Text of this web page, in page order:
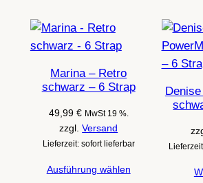
Marina – Retro
schwarz – 6 Strap
49,99 € MwSt 19 %.
zzgl.Versand
Lieferzeit: sofort lieferbar
Ausführung wählen